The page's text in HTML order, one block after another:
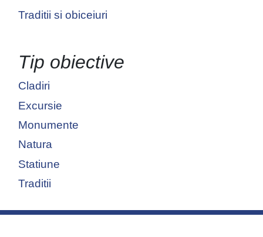
Traditii si obiceiuri
Tip obiective
Cladiri
Excursie
Monumente
Natura
Statiune
Traditii